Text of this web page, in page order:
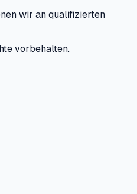
wir an qualifizierten
vorbehalten.